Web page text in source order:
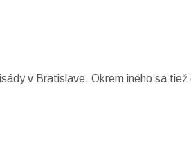
v Bratislave. Okrem iného sa